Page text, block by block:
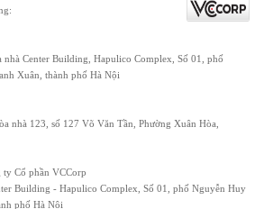
nhà Center Building, Hapulico Complex, Số 01, phố
Xuân, thành phố Hà Nội
nhà 123, số 127 Võ Văn Tần, Phường Xuân Hòa,
Cổ phần VCCorp
Building - Hapulico Complex, Số 01, phố Nguyễn Huy
phố Hà Nội